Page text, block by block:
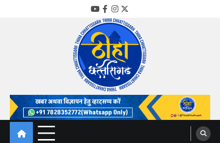
YouTube
Facebook
Instagram
Twitter
Thiha Chhattisgarh
गोठ जन-जन के